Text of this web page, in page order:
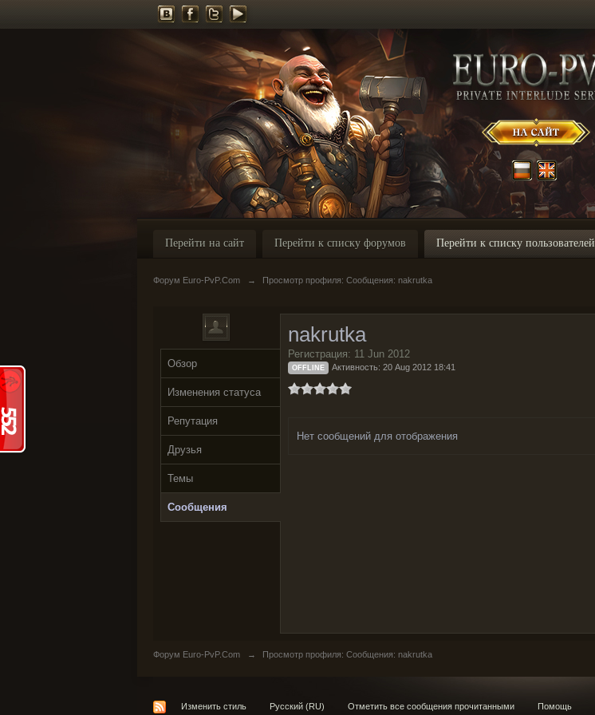
Перейти на сайт Перейти к списку форумов Перейти к списку пользователей
Форум Euro-PvP.Com → Просмотр профиля: Сообщения: nakrutka
Обзор
Изменения статуса
Репутация
Друзья
Темы
Сообщения
nakrutka
Регистрация: 11 Jun 2012
OFFLINE Активность: 20 Aug 2012 18:41
Нет сообщений для отображения
Форум Euro-PvP.Com → Просмотр профиля: Сообщения: nakrutka
Изменить стиль Русский (RU) Отметить все сообщения прочитанными Помощь